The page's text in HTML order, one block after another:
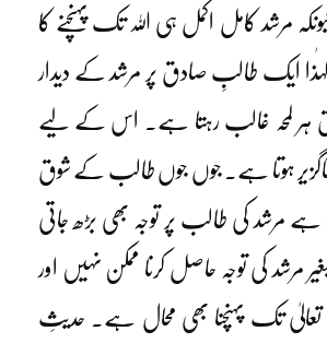
مرشد کامل اکمل ہی اللہ تک پہنچنے کا
ایک طالبِ صادق پر مرشد کے دیدار
ہر لمحہ غالب رہتا ہے۔ اس کے لیے
ناگزیر ہوتا ہے۔ جوں جوں طالب کے شوق
ہے مرشد کی طالب پر توجہ بھی بڑھ جاتی
مرشد کی توجہ حاصل کرنا ممکن نہیں اور
تعالیٰ تک پہنچنا بھی محال ہے۔ حدیثِ